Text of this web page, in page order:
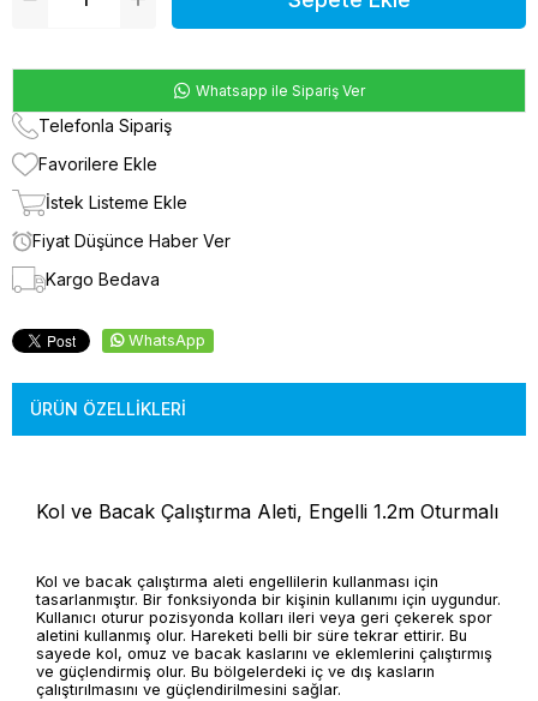
Whatsapp ile Sipariş Ver
Telefonla Sipariş
Favorilere Ekle
İstek Listeme Ekle
Fiyat Düşünce Haber Ver
Kargo Bedava
WhatsApp
ÜRÜN ÖZELLIKLERI
Kol ve Bacak Çalıştırma Aleti, Engelli 1.2m Oturmalı
Kol ve bacak çalıştırma aleti engellilerin kullanması için
tasarlanmıştır. Bir fonksiyonda bir kişinin kullanımı için uygundur.
Kullanıcı oturur pozisyonda kolları ileri veya geri çekerek spor
aletini kullanmış olur. Hareketi belli bir süre tekrar ettirir. Bu
sayede kol, omuz ve bacak kaslarını ve eklemlerini çalıştırmış
ve güçlendirmiş olur. Bu bölgelerdeki iç ve dış kasların
çalıştırılmasını ve güçlendirilmesini sağlar.